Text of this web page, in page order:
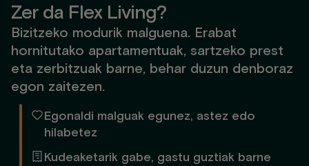
Zer da Flex Living?
Bizitzeko modurik malguena. Erabat
hornitutako apartamentuak, sartzeko prest
eta zerbitzuak barne, behar duzun denboraz
egon zaitezen.
Egonaldi malguak egunez, astez edo
hilabetez
Kudeaketarik gabe, gastu guztiak barne